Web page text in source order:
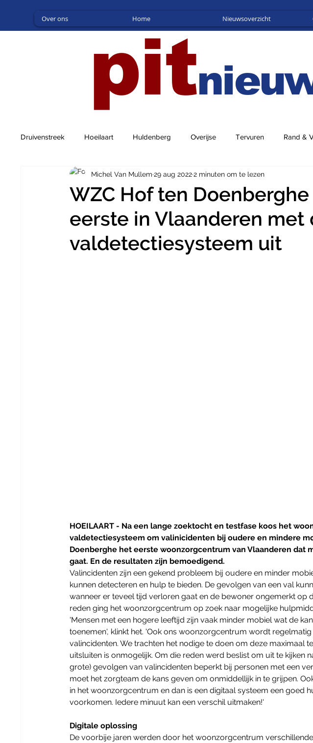
Over ons Home Nieuwsoverzicht
pit
Druivenstreek Hoeilaart Huldenberg Overijse Tervuren Rand &
WZC Hof ten
eerste in Vlaanderen met
valdetectiesysteem uit
Michel Van Mullem 29 aug 20222 minuten om te lezen
HOEILAART - Na een lange zoektocht en testfase koos het
valdetectiesysteem om valinicidenten bij oudere en mindere
Doenberghe het eerste woonzorgcentrum van Vlaanderen dat
gaat. En de resultaten zijn bemoedigend.
Valincidenten zijn een gekend probleem bij oudere en minder
kunnen detecteren en hulp te bieden. De gevolgen van een val
wanneer er teveel tijd verloren gaat en de bewoner ongemerkt op
reden ging het woonzorgcentrum op zoek naar mogelijke
'Mensen met een hogere leeftijd zijn vaak minder mobiel wat de
toenemen', klinkt het. 'Ook ons woonzorgcentrum wordt
valincidenten. We trachten het nodige te doen om deze maximaal
uitsluiten is onmogelijk. Om die reden werd beslist om uit te kijken
grote) gevolgen van valincidenten beperkt bij personen met een
moet het zorgteam de kans geven om onmiddellijk in te grijpen.
in het woonzorgcentrum en dan is een digitaal systeem een goed
voorkomen. Iedere minuut kan een verschil uitmaken!'
Digitale oplossing
De voorbije jaren werden door het woonzorgcentrum